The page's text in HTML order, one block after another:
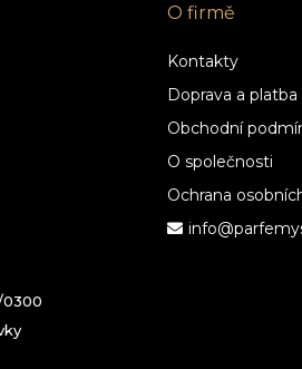
0300
O firmě
Kontakty
Doprava a platba
Obchodní
O společnosti
Ochrana